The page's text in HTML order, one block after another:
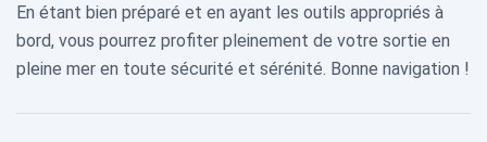
En étant bien préparé et en ayant les outils appropriés à
bord, vous pourrez profiter pleinement de votre sortie en
pleine mer en toute sécurité et sérénité. Bonne navigation !